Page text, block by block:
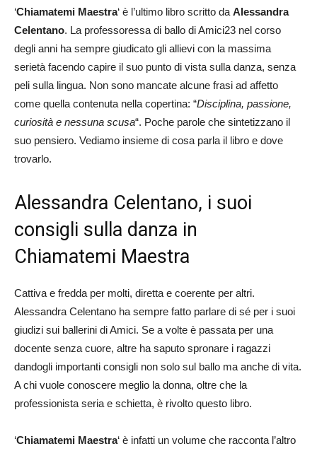
‘Chiamatemi Maestra‘ è l’ultimo libro scritto da Alessandra
Celentano. La professoressa di ballo di Amici23 nel corso
degli anni ha sempre giudicato gli allievi con la massima
serietà facendo capire il suo punto di vista sulla danza, senza
peli sulla lingua. Non sono mancate alcune frasi ad affetto
come quella contenuta nella copertina: “Disciplina, passione,
curiosità e nessuna scusa“. Poche parole che sintetizzano il
suo pensiero. Vediamo insieme di cosa parla il libro e dove
trovarlo.
Alessandra Celentano, i suoi
consigli sulla danza in
Chiamatemi Maestra
Cattiva e fredda per molti, diretta e coerente per altri.
Alessandra Celentano ha sempre fatto parlare di sé per i suoi
giudizi sui ballerini di Amici. Se a volte è passata per una
docente senza cuore, altre ha saputo spronare i ragazzi
dandogli importanti consigli non solo sul ballo ma anche di vita.
A chi vuole conoscere meglio la donna, oltre che la
professionista seria e schietta, è rivolto questo libro.
‘Chiamatemi Maestra‘ è infatti un volume che racconta l’altro